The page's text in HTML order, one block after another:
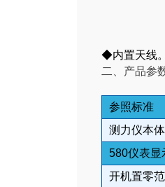
◆内置天线。
二、 产品参
参照标准
测力仪本
580仪表显
开机置零